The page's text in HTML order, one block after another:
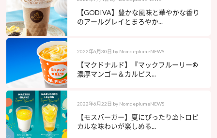
【GODIVA】豊かな風味と華やかな香り
のアールグレイとまろやか...
2022年6月30日 by NomdeplumeNEWS
【マクドナルド】『マックフルーリー®
濃厚マンゴー＆カルピス...
2022年6月22日 by NomdeplumeNEWS
【モスバーガー】夏にぴったり⛱トロピ
カルな味わいが楽しめる...